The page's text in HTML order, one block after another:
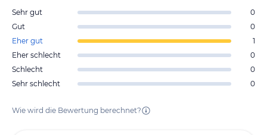
Sehr gut
0
Gut
0
Eher gut
1
Eher schlecht
0
Schlecht
0
Sehr schlecht
0
Wie wird die Bewertung berechnet?